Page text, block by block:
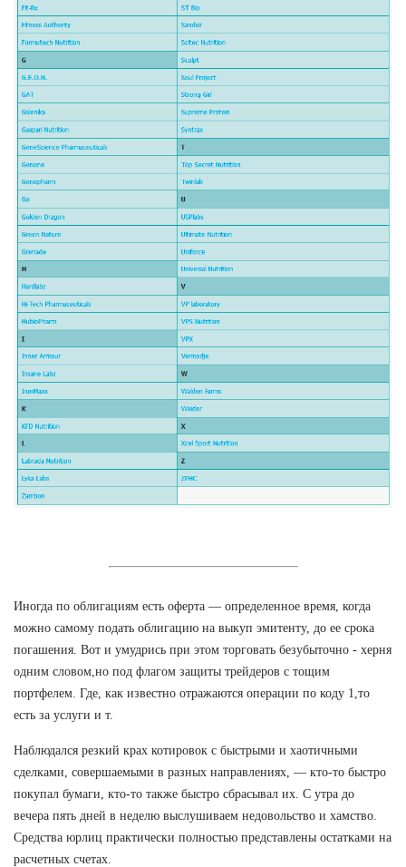
Иногда по облигациям есть оферта — определенное время, когда
можно самому подать облигацию на выкуп эмитенту, до ее срока
погашения. Вот и умудрись при этом торговать безубыточно - херня
одним словом,но под флагом защиты трейдеров с тощим
портфелем. Где, как известно отражаются операции по коду 1,то
есть за услуги и т.
Наблюдался резкий крах котировок с быстрыми и хаотичными
сделками, совершаемыми в разных направлениях, — кто-то быстро
покупал бумаги, кто-то также быстро сбрасывал их. С утра до
вечера пять дней в неделю выслушиваем недовольство и хамство.
Средства юрлиц практически полностью представлены остатками на
расчетных счетах.